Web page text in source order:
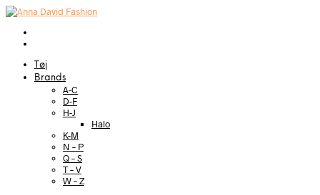
Tøj
Brands
A-C
D-F
H-J
Halo
K-M
N – P
Q – S
T – V
W – Z